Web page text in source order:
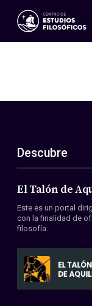
Eventos
ES
EN
Acerca de
Miembros
Convenios
Descubre
El Talón de
Este es un portal
con la finalidad de
filosofía.